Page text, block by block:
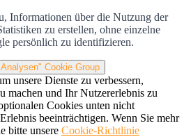
Informationen über die Nutzung der
zu erstellen, ohne einzelne
persönlich zu identifizieren.
Cookie Group
unsere Dienste zu verbessern,
machen und Ihr Nutzererlebnis zu
Cookies unten nicht
beeinträchtigen. Wenn Sie mehr
bitte unsere Cookie-Richtlinie